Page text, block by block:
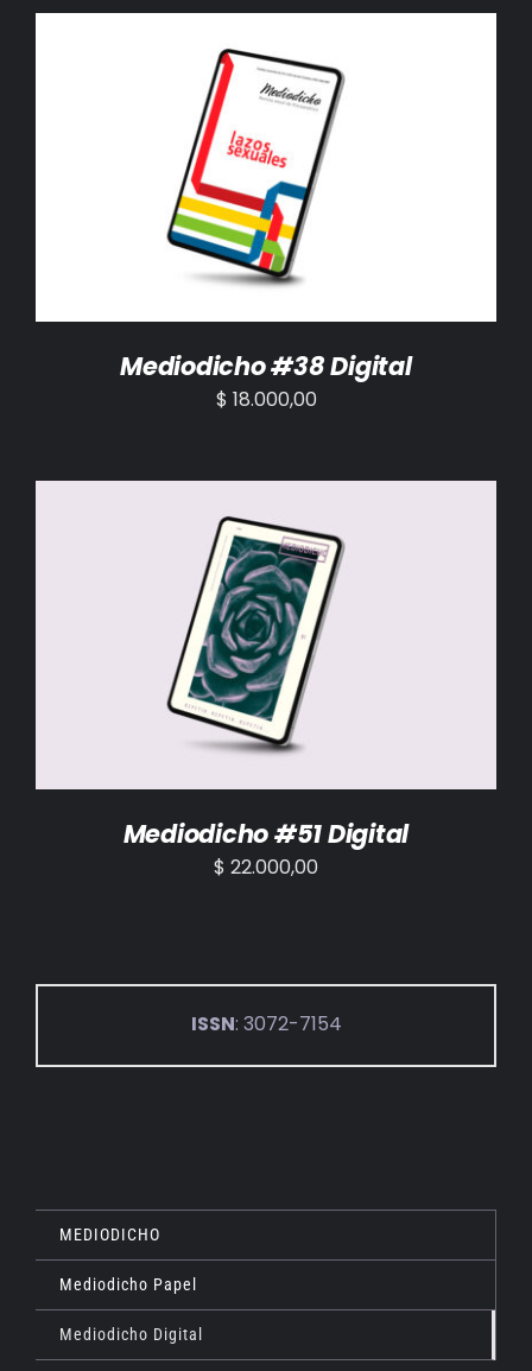
AÑADIR AL CARRITO /
Mediodicho #38 Digital
$ 18.000,00
AÑADIR AL CARRITO /
Mediodicho #51 Digital
$ 22.000,00
ISSN: 3072-7154
MEDIODICHO
Mediodicho Papel
Mediodicho Digital